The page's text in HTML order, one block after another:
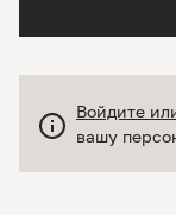
Войдите
вашу